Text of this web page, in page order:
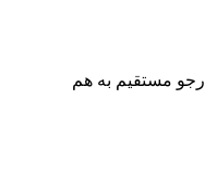
مستقیم به هم